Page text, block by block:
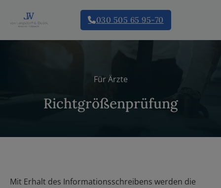
030 505 65 95-70
Für Ärzte
Richtgrößenprüfung
Mit Erhalt des Informationsschreibens werden die